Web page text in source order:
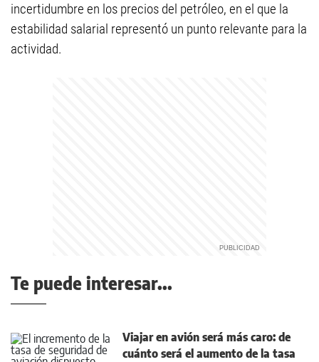
incertidumbre en los precios del petróleo, en el que la
estabilidad salarial representó un punto relevante para la
actividad.
Te puede interesar...
Viajar en avión será más caro: de
cuánto será el aumento de la tasa